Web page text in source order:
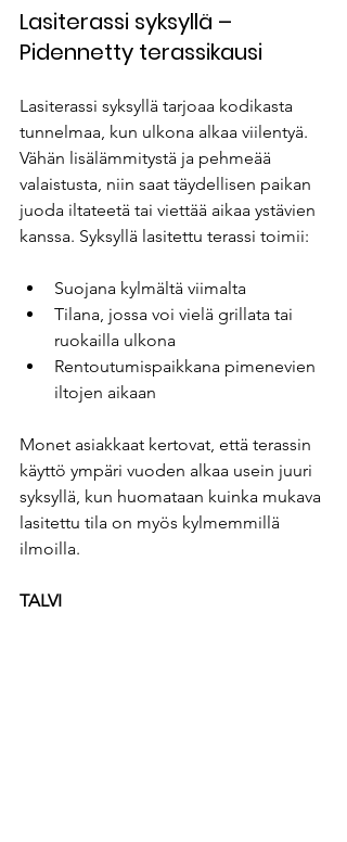
Lasiterassi syksyllä –
Pidennetty terassikausi
Lasiterassi syksyllä tarjoaa kodikasta
tunnelmaa, kun ulkona alkaa viilentyä.
Vähän lisälämmitystä ja pehmeää
valaistusta, niin saat täydellisen paikan
juoda iltateetä tai viettää aikaa ystävien
kanssa. Syksyllä lasitettu terassi toimii:
Suojana kylmältä viimalta
Tilana, jossa voi vielä grillata tai
ruokailla ulkona
Rentoutumispaikkana pimenevien
iltojen aikaan
Monet asiakkaat kertovat, että terassin
käyttö ympäri vuoden alkaa usein juuri
syksyllä, kun huomataan kuinka mukava
lasitettu tila on myös kylmemmillä
ilmoilla.
TALVI